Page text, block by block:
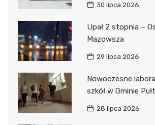
30 lipca 2026
Upał 2 stopnia –
Mazowsza
29 lipca 2026
Nowoczesne
szkół w Gminie
28 lipca 2026